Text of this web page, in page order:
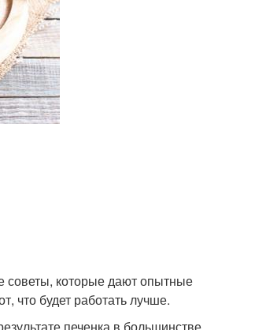
советы, которые дают опытные
что будет работать лучше.